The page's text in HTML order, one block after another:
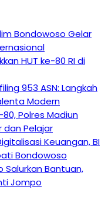
Bondowoso Gelar
HUT ke-80 RI di
953 ASN: Langkah
Modern
Polres Madiun
dan Pelajar
Keuangan, BI
Bondowoso
Salurkan Bantuan,
Jompo